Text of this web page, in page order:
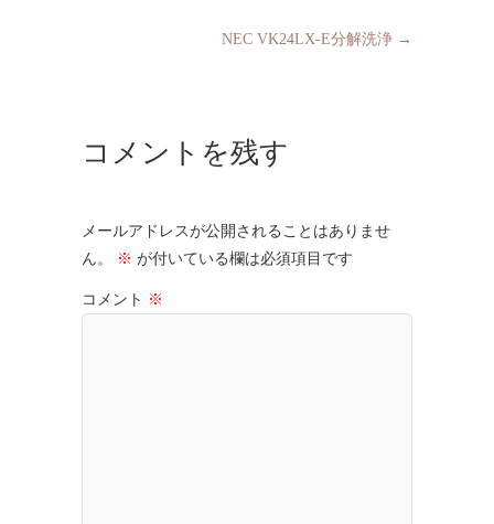
NEC VK24LX-E分解洗浄 →
コメントを残す
メールアドレスが公開されることはありませ
ん。
※ が付いている欄は必須項目です
コメント ※